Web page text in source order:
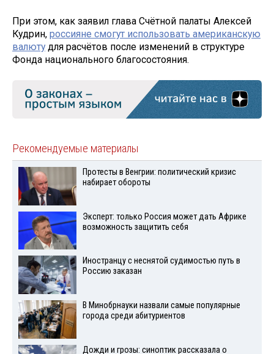
При этом, как заявил глава Счётной палаты Алексей
Кудрин, россияне смогут использовать американскую
валюту для расчётов после изменений в структуре
Фонда национального благосостояния.
Рекомендуемые материалы
Протесты в Венгрии: политический кризис
набирает обороты
Эксперт: только Россия может дать Африке
возможность защитить себя
Иностранцу с неснятой судимостью путь в
Россию заказан
В Минобрнауки назвали самые популярные
города среди абитуриентов
Дожди и грозы: синоптик рассказала о